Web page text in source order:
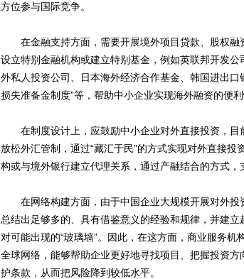
方位参与国际竞争。
在金融支持方面，需要开展境外项目贷款、股权融
设立特别金融机构或建立特别基金，例如英联邦开发
外私人投资公司、日本海外经济合作基金、韩国进出口
损失准备金制度”等，帮助中小企业实现海外融资的便利
在制度设计上，应鼓励中小企业对外直接投资，目
放松外汇管制，通过“藏汇于民”的方式实现对外直接
构或与境外银行建立代理关系，通过产融结合的方式，
在网络构建方面，由于中国企业大规模开展对外投
总结出足够多的、具有借鉴意义的经验和规律，并建
对可能出现的“玻璃墙”。因此，在这方面，商业服务
全球网络，能够帮助企业更好地寻找项目、把握投资
护条款，从而把风险降到较低水平。